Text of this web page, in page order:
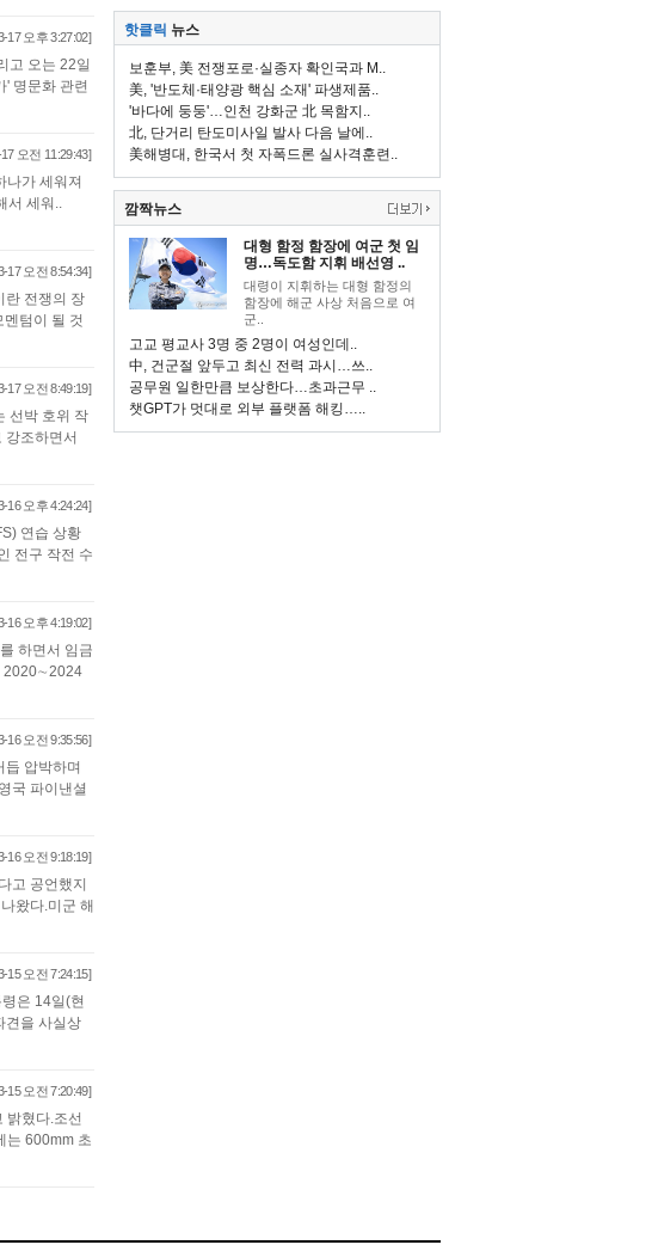
17 오후 3:27:02]
고 오는 22일
' 명문화 관련
오전 11:29:43]
나가 세워져
서 세워..
17 오전 8:54:34]
란 전쟁의 장
텀이 될 것
17 오전 8:49:19]
선박 호위 작
강조하면서
16 오후 4:24:24]
연습 상황
전구 작전 수
16 오후 4:19:02]
하면서 임금
2020∼2024
16 오전 9:35:56]
압박하며
국 파이낸셜
16 오전 9:18:19]
고 공언했지
왔다.미군 해
15 오전 7:24:15]
은 14일(현
견을 사실상
15 오전 7:20:49]
밝혔다.조선
는 600mm 초
핫클릭 뉴스
보훈부, 美 전쟁포로·실종자 확인국과 M..
美, '반도체·태양광 핵심 소재' 파생제품..
'바다에 둥둥'…인천 강화군 北 목함지..
北, 단거리 탄도미사일 발사 다음 날에..
美해병대, 한국서 첫 자폭드론 실사격훈련..
깜짝뉴스
대형 함정 함장에 여군 첫 임
명…독도함 지휘 배선영 ..
대령이 지휘하는 대형 함정의
함장에 해군 사상 처음으로 여
군..
고교 평교사 3명 중 2명이 여성인데..
中, 건군절 앞두고 최신 전력 과시…쓰..
공무원 일한만큼 보상한다…초과근무 ..
챗GPT가 멋대로 외부 플랫폼 해킹…..